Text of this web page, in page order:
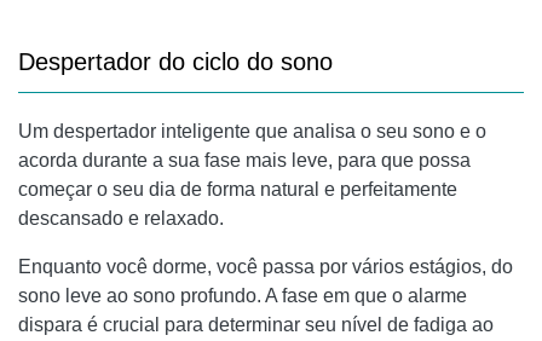
Despertador do ciclo do sono
Um despertador inteligente que analisa o seu sono e o
acorda durante a sua fase mais leve, para que possa
começar o seu dia de forma natural e perfeitamente
descansado e relaxado.
Enquanto você dorme, você passa por vários estágios, do
sono leve ao sono profundo. A fase em que o alarme
dispara é crucial para determinar seu nível de fadiga ao